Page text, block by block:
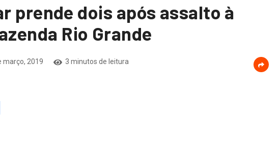
prende dois após assalto à
Rio Grande
março, 2019 3 minutos de leitura